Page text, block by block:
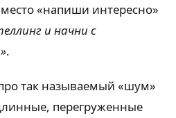
«напиши интересно»
и начни с
.
так называемый «шум»
перегруженные